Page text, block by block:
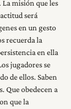
La misión que les
será
en un gesto
recuerda la
en ella
jugadores se
de ellos. Saben
Que obedecen a
que la